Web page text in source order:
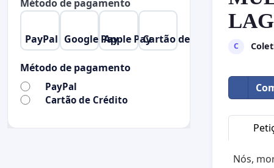
C
Nós,
Método de pagamento
PayPal Google PayApple PayCartão de Crédito
Método de pagamento
PayPal
Cartão de Crédito